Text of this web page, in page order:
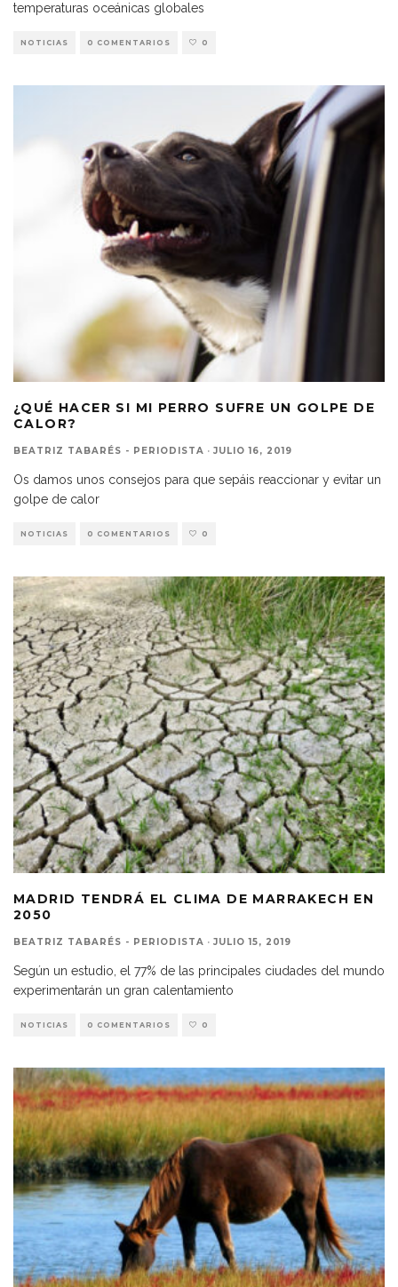
temperaturas oceánicas globales
NOTICIAS 0 COMENTARIOS 0
¿QUÉ HACER SI MI PERRO SUFRE UN GOLPE DE
CALOR?
BEATRIZ TABARÉS - PERIODISTA · JULIO 16, 2019
Os damos unos consejos para que sepáis reaccionar y evitar un
golpe de calor
NOTICIAS 0 COMENTARIOS 0
MADRID TENDRÁ EL CLIMA DE MARRAKECH EN
2050
BEATRIZ TABARÉS - PERIODISTA · JULIO 15, 2019
Según un estudio, el 77% de las principales ciudades del mundo
experimentarán un gran calentamiento
NOTICIAS 0 COMENTARIOS 0